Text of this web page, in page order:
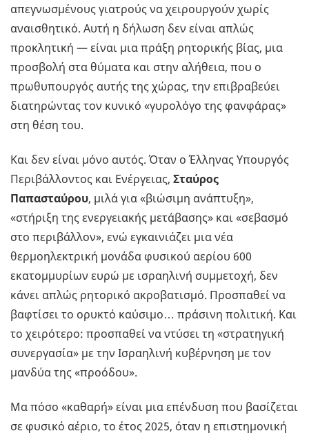
απεγνωσμένους γιατρούς να χειρουργούν χωρίς
αναισθητικό. Αυτή η δήλωση δεν είναι απλώς
προκλητική — είναι μια πράξη ρητορικής βίας, μια
προσβολή στα θύματα και στην αλήθεια, που ο
πρωθυπουργός αυτής της χώρας, την επιβραβεύει
διατηρώντας τον κυνικό «γυρολόγο της φανφάρας»
στη θέση του.
Και δεν είναι μόνο αυτός. Όταν ο Έλληνας Υπουργός
Περιβάλλοντος και Ενέργειας, Σταύρος
Παπασταύρου, μιλά για «βιώσιμη ανάπτυξη»,
«στήριξη της ενεργειακής μετάβασης» και «σεβασμό
στο περιβάλλον», ενώ εγκαινιάζει μια νέα
θερμοηλεκτρική μονάδα φυσικού αερίου 600
εκατομμυρίων ευρώ με ισραηλινή συμμετοχή, δεν
κάνει απλώς ρητορικό ακροβατισμό. Προσπαθεί να
βαφτίσει το ορυκτό καύσιμο… πράσινη πολιτική. Και
το χειρότερο: προσπαθεί να ντύσει τη «στρατηγική
συνεργασία» με την Ισραηλινή κυβέρνηση με τον
μανδύα της «προόδου».
Μα πόσο «καθαρή» είναι μια επένδυση που βασίζεται
σε φυσικό αέριο, το έτος 2025, όταν η επιστημονική